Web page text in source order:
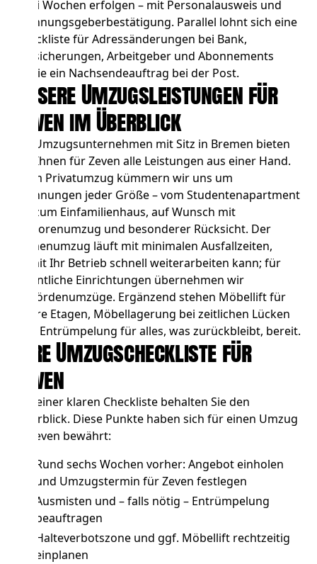
zwei Wochen erfolgen – mit Personalausweis und
Wohnungsgeberbestätigung. Parallel lohnt sich eine
Checkliste für Adressänderungen bei Bank,
Versicherungen, Arbeitgeber und Abonnements
sowie ein Nachsendeauftrag bei der Post.
Unsere Umzugsleistungen für
Zeven im Überblick
Als Umzugsunternehmen mit Sitz in Bremen bieten
wir Ihnen für Zeven alle Leistungen aus einer Hand.
Beim Privatumzug kümmern wir uns um
Wohnungen jeder Größe – vom Studentenapartment
bis zum Einfamilienhaus, auf Wunsch mit
Seniorenumzug und besonderer Rücksicht. Der
Firmenumzug läuft mit minimalen Ausfallzeiten,
damit Ihr Betrieb schnell weiterarbeiten kann; für
öffentliche Einrichtungen übernehmen wir
Behördenumzüge. Ergänzend stehen Möbelliftfür
obere Etagen, Möbellagerung bei zeitlichen Lücken
Entrümpelung für alles, was zurückbleibt, bereit.
Ihre Umzugscheckliste für
Zeven
Mit einer klaren Checkliste behalten Sie den
Überblick. Diese Punkte haben sich für einen Umzug
in Zeven bewährt:
Rund sechs Wochen vorher: Angebot einholen
und Umzugstermin für Zeven festlegen
Ausmisten und – falls nötig – Entrümpelung
beauftragen
Halteverbotszone und ggf. Möbellift rechtzeitig
einplanen